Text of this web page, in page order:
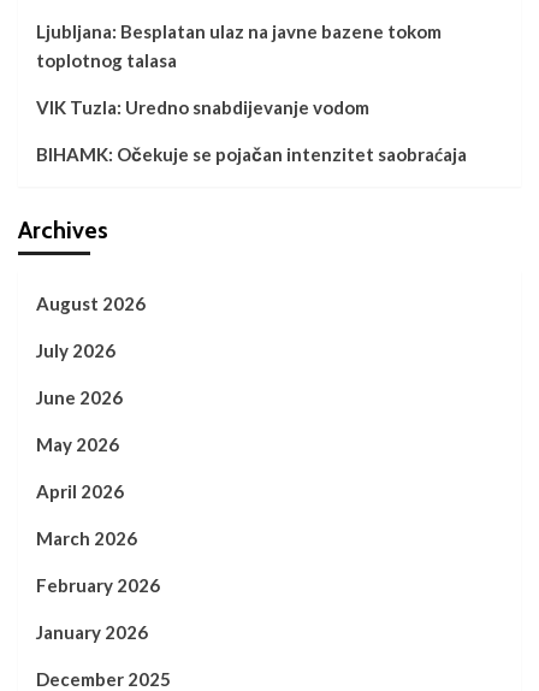
Ljubljana: Besplatan ulaz na javne bazene tokom
toplotnog talasa
VIK Tuzla: Uredno snabdijevanje vodom
BIHAMK: Očekuje se pojačan intenzitet saobraćaja
Archives
August 2026
July 2026
June 2026
May 2026
April 2026
March 2026
February 2026
January 2026
December 2025